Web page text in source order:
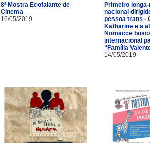
8ª Mostra Ecofalante de
Cinema
16/05/2019
Primeiro
nacional
pessoa trans -
Katharine e a
Nomacce
internacional
“Família
14/05/2019